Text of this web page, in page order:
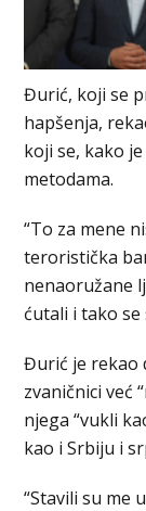
Đurić, koji se
hapšenja,
koji se, kako
metodama.
“To za mene
teroristička
nenaoružane
ćutali i tako se
Đurić je rekao
zvaničnici već
njega “vukli
kao i Srbiju i
“Stavili su me